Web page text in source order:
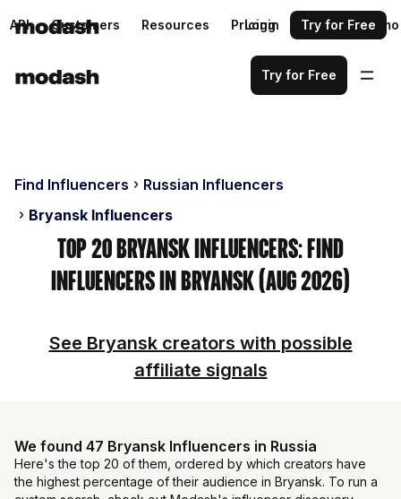
API Customers Resources Pricing Request a demo
Login Try for Free
Try for Free
Find Influencers
Russian Influencers
Bryansk Influencers
Top 20 Bryansk Influencers: Find
Influencers in Bryansk (Aug 2026)
See Bryansk creators with possible
affiliate signals
We found 47 Bryansk Influencers in Russia
Here's the top 20 of them, ordered by which creators have
the highest percentage of their audience in Bryansk. To run a